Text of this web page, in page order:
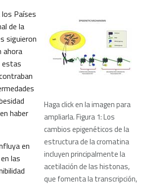
Haga click en la imagen para
ampliarla. Figura 1: Los
cambios epigenéticos de la
estructura de la cromatina
incluyen principalmente la
acetilación de las histonas,
que fomenta la transcripción,
Países
de la
siguieron
ahora
estas
haber
en
las